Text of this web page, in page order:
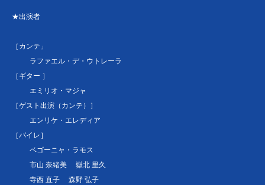
★出演者
［カンテ」
ラファエル・デ・ウトレーラ
［ギター ］
エミリオ・マジャ
［ゲスト出演（カンテ）］
エンリケ・エレディア
［バイレ］
ベゴーニャ・ラモス
市山 奈緒美 嶽北 里久
寺西 直子 森野 弘子